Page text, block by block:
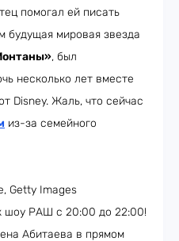
помогал ей писать
будущая мировая звезда
, был
несколько лет вместе
Disney. Жаль, что сейчас
из-за семейного
Getty Images
шоу РАШ с 20:00 до 22:00!
Абитаева в прямом